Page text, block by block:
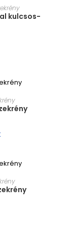
kulcsos-